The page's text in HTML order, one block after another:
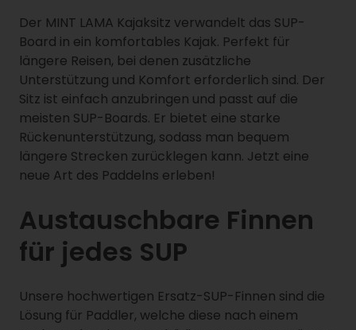
Der MINT LAMA Kajaksitz verwandelt das SUP-
Board in ein komfortables Kajak. Perfekt für
längere Reisen, bei denen zusätzliche
Unterstützung und Komfort erforderlich sind. Der
Sitz ist einfach anzubringen und passt auf die
meisten SUP-Boards. Er bietet eine starke
Rückenunterstützung, sodass man bequem
längere Strecken zurücklegen kann. Jetzt eine
neue Art des Paddelns erleben!
Austauschbare Finnen
für jedes SUP
Unsere hochwertigen Ersatz-SUP-Finnen sind die
Lösung für Paddler, welche diese nach einem